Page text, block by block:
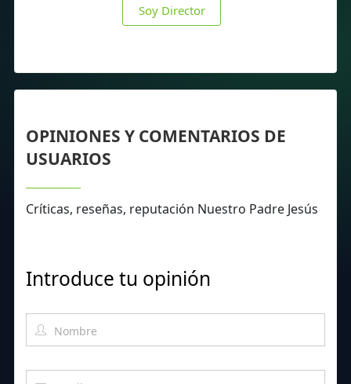
Soy Director
OPINIONES Y COMENTARIOS DE
USUARIOS
Críticas, reseñas, reputación Nuestro Padre Jesús
Introduce tu opinión